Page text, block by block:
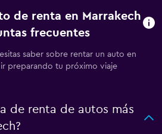
de renta en Marrakech
frecuentes
saber sobre rentar un auto en
ir preparando tu próximo viaje
de renta de autos más